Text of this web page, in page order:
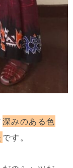
深みのある色
です。